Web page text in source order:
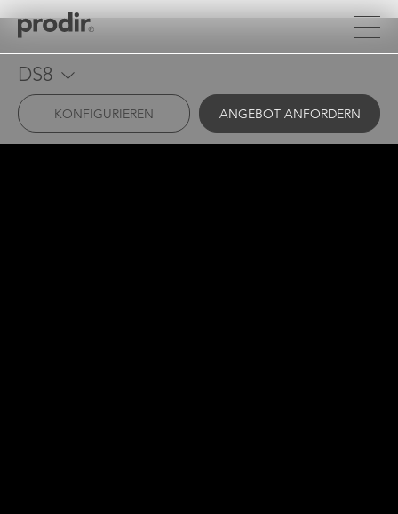
zum
Inhalt
DS8
KONFIGURIEREN ANGEBOT ANFORDERN